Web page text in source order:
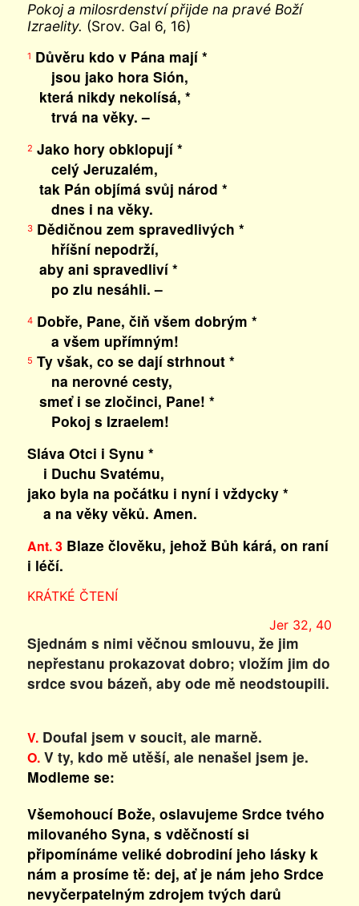
Pokoj a milosrdenství přijde na pravé Boží
Izraelity. (Srov. Gal 6, 16)
1 Důvěru kdo v Pána mají *
jsou jako hora Sión,
která nikdy nekolísá, *
trvá na věky. –
2 Jako hory obklopují *
celý Jeruzalém,
tak Pán objímá svůj národ *
dnes i na věky.
3Dědičnou zem spravedlivých *
hříšní nepodrží,
aby ani spravedliví *
po zlu nesáhli. –
4Dobře, Pane, čiň všem dobrým *
a všem upřímným!
5 Ty však, co se dají strhnout *
na nerovné cesty,
smeť i se zločinci, Pane! *
Pokoj s Izraelem!
Sláva Otci i Synu *
i Duchu Svatému,
jako byla na počátku i nyní i vždycky *
a na věky věků. Amen.
Ant. 3Blaze člověku, jehož Bůh kárá, on raní
i léčí.
KRÁTKÉ ČTENÍ
Jer 32, 40
Sjednám s nimi věčnou smlouvu, že jim
nepřestanu prokazovat dobro; vložím jim do
srdce svou bázeň, aby ode mě neodstoupili.
V.Doufal jsem v soucit, ale marně.
O.V ty, kdo mě utěší, ale nenašel jsem je.
Modleme se:
Všemohoucí Bože, oslavujeme Srdce tvého
milovaného Syna, s vděčností si
připomínáme veliké dobrodiní jeho lásky k
nám a prosíme tě: dej, ať je nám jeho Srdce
nevyčerpatelným zdrojem tvých darů